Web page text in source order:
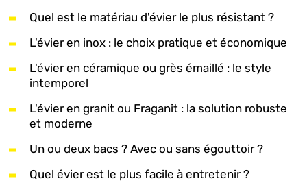
Quel est le matériau d'évier le plus résistant ?
L'évier en inox : le choix pratique et économique
L'évier en céramique ou grès émaillé : le style
intemporel
L'évier en granit ou Fraganit : la solution robuste
et moderne
Un ou deux bacs ? Avec ou sans égouttoir ?
Quel évier est le plus facile à entretenir ?